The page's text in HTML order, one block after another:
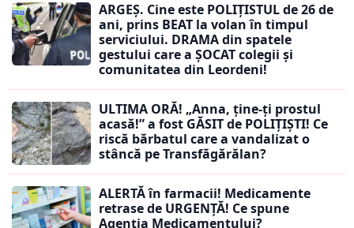
ARGEȘ. Cine este POLIȚISTUL de 26 de
ani, prins BEAT la volan în timpul
serviciului. DRAMA din spatele
gestului care a ȘOCAT colegii și
comunitatea din Leordeni!
ULTIMA ORĂ! „Anna, ţine-ţi prostul
acasă!” a fost GĂSIT de POLIȚIȘTI! Ce
riscă bărbatul care a vandalizat o
stâncă pe Transfăgărălan?
ALERTĂ în farmacii! Medicamente
retrase de URGENȚĂ! Ce spune
Agenția Medicamentului?